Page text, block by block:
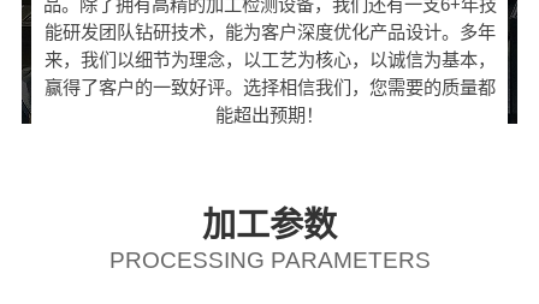
能研发团队钻研技术，能为客户深度优化产品设计。多年
来，我们以细节为理念，以工艺为核心，以诚信为基本，
赢得了客户的一致好评。选择相信我们，您需要的质量都
能超出预期！
加工参数
PROCESSING PARAMETERS